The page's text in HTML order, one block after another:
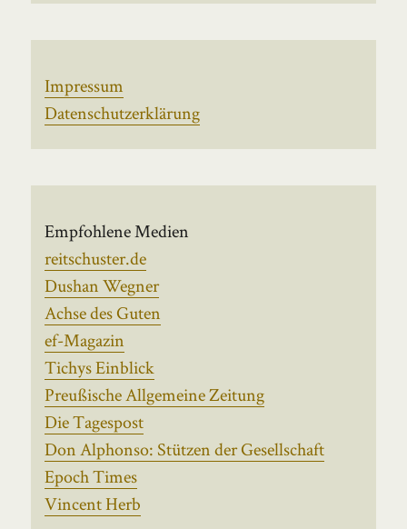
Impressum
Datenschutzerklärung
Empfohlene Medien
reitschuster.de
Dushan Wegner
Achse des Guten
ef-Magazin
Tichys Einblick
Preußische Allgemeine Zeitung
Die Tagespost
Don Alphonso: Stützen der Gesellschaft
Epoch Times
Vincent Herb